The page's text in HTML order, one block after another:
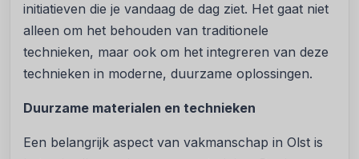
initiatieven die je vandaag de dag ziet. Het gaat niet
alleen om het behouden van traditionele
technieken, maar ook om het integreren van deze
technieken in moderne, duurzame oplossingen.
Duurzame materialen en technieken
Een belangrijk aspect van vakmanschap in Olst is